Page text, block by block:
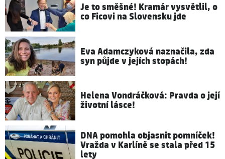
Je to směšné! Kramár vysvětlil, o
co Ficovi na Slovensku jde
Eva Adamczyková naznačila, zda
syn půjde v jejích stopách!
Helena Vondráčková: Pravda o její
životní lásce!
DNA pomohla objasnit pomníček!
Vražda v Karlíně se stala před 15
lety